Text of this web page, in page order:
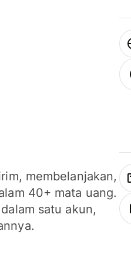
membelanjakan,
40+ mata uang.
satu akun,